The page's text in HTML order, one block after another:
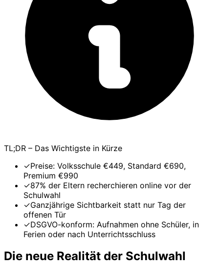
TL;DR – Das Wichtigste in Kürze
✓Preise: Volksschule €449, Standard €690,
Premium €990
✓87% der Eltern recherchieren online vor der
Schulwahl
✓Ganzjährige Sichtbarkeit statt nur Tag der
offenen Tür
✓DSGVO-konform: Aufnahmen ohne Schüler, in
Ferien oder nach Unterrichtsschluss
Die neue Realität der Schulwahl